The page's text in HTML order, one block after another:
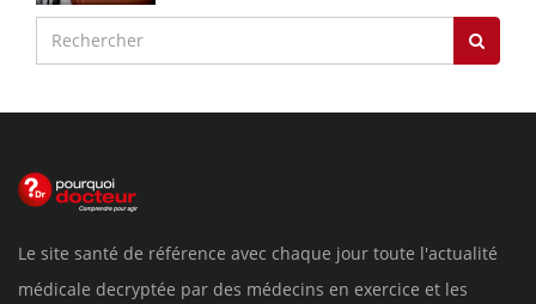
Le site santé de référence avec chaque jour toute l'actualité
médicale decryptée par des médecins en exercice et les